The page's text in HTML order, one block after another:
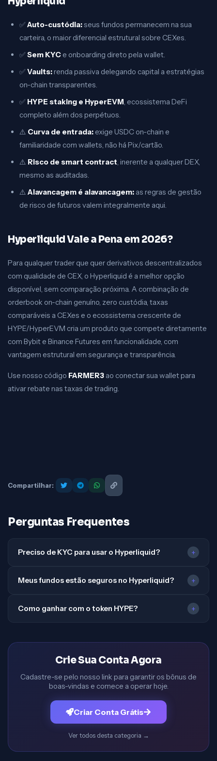
✅Auto-custódia:seus fundos permanecem na sua
carteira, o maior diferencial estrutural sobre CEXes.
✅Sem KYC e onboarding direto pela wallet.
✅Vaults:renda passiva delegando capital a estratégias
on-chain transparentes.
✅ HYPE staking e HyperEVM, ecossistema DeFi
completo além dos perpétuos.
⚠️ Curva de entrada: exige USDC on-chain e
familiaridade com wallets, não há Pix/cartão.
⚠️ Risco de smart contract, inerente a qualquer DEX,
mesmo as auditadas.
⚠️ Alavancagem é alavancagem: as regras de gestão
de risco de futuros valem integralmente aqui.
Hyperliquid Vale a Pena em 2026?
Para qualquer trader que quer derivativos descentralizados
com qualidade de CEX, o Hyperliquid é a melhor opção
disponível, sem comparação próxima. A combinação de
orderbook on-chain genuíno, zero custódia, taxas
comparáveis a CEXes e o ecossistema crescente de
HYPE/HyperEVM cria um produto que compete diretamente
com Bybit e Binance Futures em funcionalidade, com
vantagem estrutural em segurança e transparência.
Use nosso código FARMER3 ao conectar sua wallet para
ativar rebate nas taxas de trading.
Compartilhar:
Perguntas Frequentes
Preciso de KYC para usar o Hyperliquid? +
Meus fundos estão seguros no Hyperliquid? +
Como ganhar com o token HYPE? +
Crie Sua Conta Agora
Cadastre-se pelo nosso link para garantir os bônus de
boas-vindas e comece a operar hoje.
Criar Conta Grátis
Ver todos desta categoria →